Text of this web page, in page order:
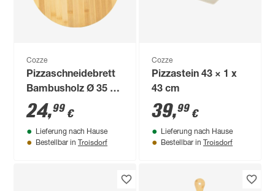
Cozze
Pizzaschneidebrett
Bambusholz Ø 35 x
1,2 cm
24,99 €
Lieferung nach Hause
Bestellbar in Troisdorf
Cozze
Pizzastein 43 × 1 x
43 cm
39,99 €
Lieferung nach Hause
Bestellbar in Troisdorf